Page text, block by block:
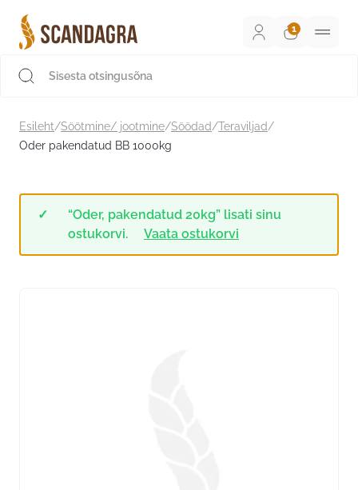
sisu
juurde
Esileht/Söötmine/ jootmine/Söödad/Teraviljad/
Oder pakendatud BB 1000kg
“Oder, pakendatud 20kg” lisati sinu
ostukorvi.
Vaata ostukorvi